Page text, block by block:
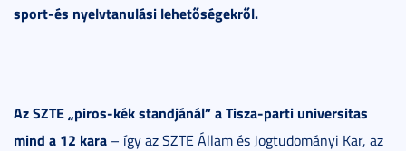
sport-és nyelvtanulási lehetőségekről.
Az SZTE „piros-kék standjánál” a Tisza-parti universitas
mind a 12 kara – így az SZTE Állam és Jogtudományi Kar, az